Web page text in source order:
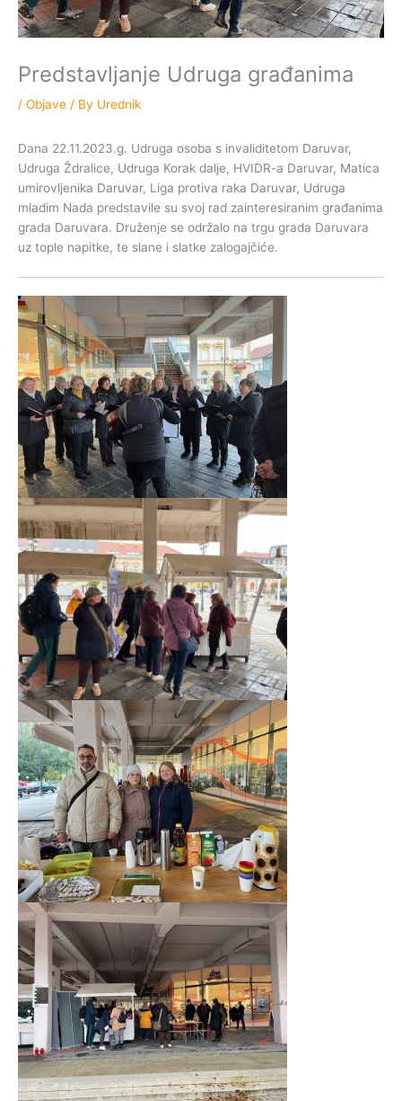
Predstavljanje Udruga građanima
/ Objave / By Urednik
Dana 22.11.2023.g. Udruga osoba s invaliditetom Daruvar,
Udruga Ždralice, Udruga Korak dalje, HVIDR-a Daruvar, Matica
umirovljenika Daruvar, Liga protiva raka Daruvar, Udruga
mladim Nada predstavile su svoj rad zainteresiranim građanima
grada Daruvara. Druženje se održalo na trgu grada Daruvara
uz tople napitke, te slane i slatke zalogajčiće.